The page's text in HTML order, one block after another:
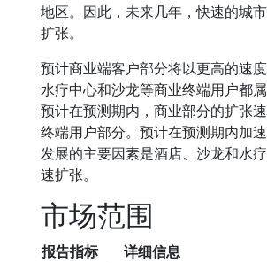
地区。因此，未来几年，快速的城
扩张。
预计商业端客户部分将以更高的速度
水疗中心和沙龙等商业终端用户都属
预计在预测期内，商业部分的扩张
终端用户部分。预计在预测期内加
发展的主要因素是酒店、沙龙和水
速扩张。
市场范围
报告指标
详细信息